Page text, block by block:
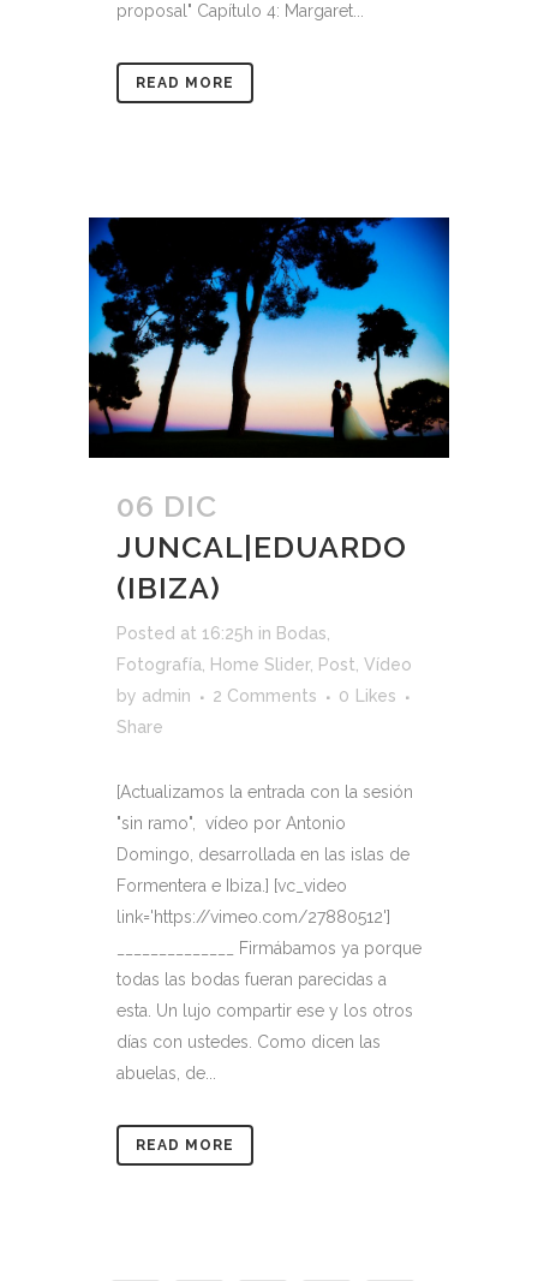
proposal" Capítulo 4: Margaret...
READ MORE
06 DIC
JUNCAL|EDUARDO
(IBIZA)
Posted at 16:25h in Bodas
Fotografía
Home Slider, Post Vídeo
by admin 2 Comments 0
Likes
Share
[Actualizamos la entrada con la sesión
"sin ramo", vídeo por Antonio
Domingo, desarrollada en las islas de
Formentera e Ibiza.] [vc_video
link='https://vimeo.com/27880512']
______________ Firmábamos ya porque
todas las bodas fueran parecidas a
esta. Un lujo compartir ese y los otros
días con ustedes. Como dicen las
abuelas, de...
READ MORE